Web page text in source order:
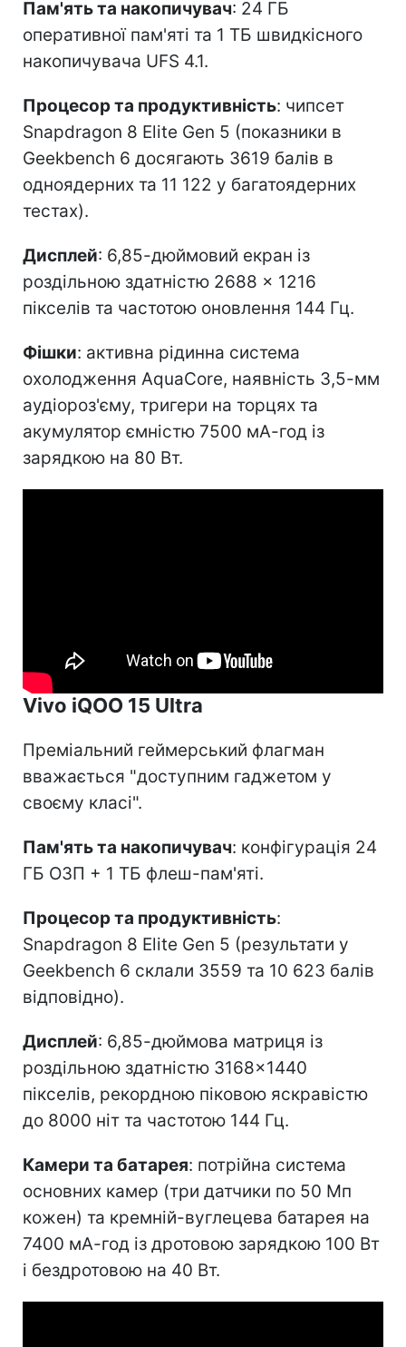
Пам'ять та накопичувач: 24 ГБ
оперативної пам'яті та 1 ТБ швидкісного
накопичувача UFS 4.1.
Процесор та продуктивність: чипсет
Snapdragon 8 Elite Gen 5 (показники в
Geekbench 6 досягають 3619 балів в
одноядерних та 11 122 у багатоядерних
тестах).
Дисплей: 6,85-дюймовий екран із
роздільною здатністю 2688 × 1216
пікселів та частотою оновлення 144 Гц.
Фішки: активна рідинна система
охолодження AquaCore, наявність 3,5-мм
аудіороз'єму, тригери на торцях та
акумулятор ємністю 7500 мА-год із
зарядкою на 80 Вт.
Vivo iQOO 15 Ultra
Преміальний геймерський флагман
вважається "доступним гаджетом у
своєму класі".
Пам'ять та накопичувач: конфігурація 24
ГБ ОЗП + 1 ТБ флеш-пам'яті.
Процесор та продуктивність:
Snapdragon 8 Elite Gen 5 (результати у
Geekbench 6 склали 3559 та 10 623 балів
відповідно).
Дисплей: 6,85-дюймова матриця із
роздільною здатністю 3168×1440
пікселів, рекордною піковою яскравістю
до 8000 ніт та частотою 144 Гц.
Камери та батарея: потрійна система
основних камер (три датчики по 50 Мп
кожен) та кремній-вуглецева батарея на
7400 мА-год із дротовою зарядкою 100 Вт
і бездротовою на 40 Вт.